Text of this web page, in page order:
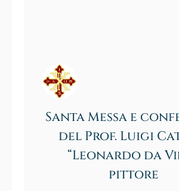
Santa Messa e
del Prof. Luigi
“Leonardo da
pittore